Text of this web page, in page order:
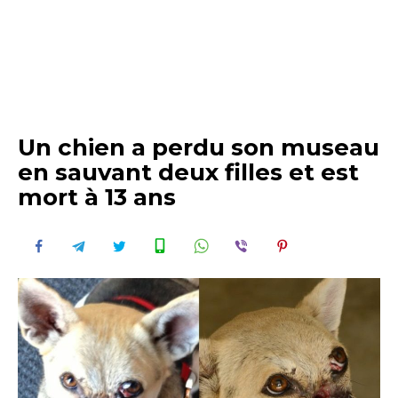
Un chien a perdu son museau
en sauvant deux filles et est
mort à 13 ans